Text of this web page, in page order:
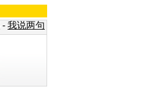
- 我说两句